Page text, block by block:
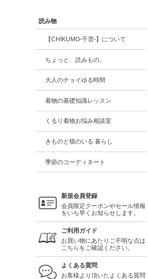
読み物
【CHIKUMO-千雲-】について
ちょっと、読みもの。
大人のチョイゆる時間
着物の基礎知識レッスン
くるり着物お悩み相談室
きものと猫のいる 暮らし
季節のコーディネート
新規会員登録
会員限定クーポンやセール情報
をいち早くお知らせします。
ご利用ガイド
お買い物にあたりご不明な点は
こちらをご確認ください。
よくある質問
お客様より頂いたよくある質問